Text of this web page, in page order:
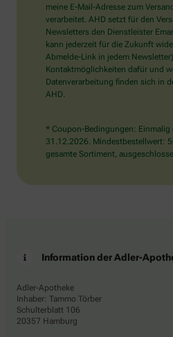
Sie
bitte
den
Stern.
meine E-Mail-Adresse zum
verarbeitet. AHD setzt für den
Newsletters den Dienstleister
kann jederzeit für die Zukunft
Abmelde-Link in jedem
Kontaktmöglichkeiten dafür und
Datenverarbeitung finden sich in
AHD.
* Coupon-Bedingungen: Einmalig
31.12.2026. Mindestbestellwert:
gesamte Sortiment,
Information der Adler-
Adler-Apotheke
Inhaber: Tammo Törber
Schulterblatt 106
20357 Hamburg